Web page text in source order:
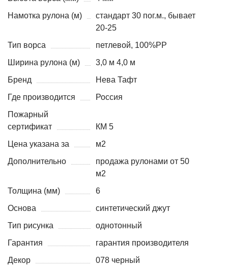
Намотка рулона (м)
стандарт 30 пог.м., бывает
20-25
Тип ворса
петлевой, 100%PP
Ширина рулона (м)
3,0 м 4,0 м
Бренд
Нева Тафт
Где производится
Россия
Пожарный
сертификат
КМ 5
Цена указана за
м2
Дополнительно
продажа рулонами от 50
м2
Толщина (мм)
6
Основа
синтетический джут
Тип рисунка
однотонный
Гарантия
гарантия производителя
Декор
078 черный